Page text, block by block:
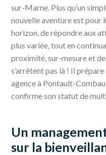
sur-Marne. Plus qu’un
nouvelle aventure est pour
horizon, de répondre aux
plus variée, tout en
proximité, sur-mesure et
s’arrêtent pas là ! Il
agence à Pontault-
confirme son statut de
Un
sur la